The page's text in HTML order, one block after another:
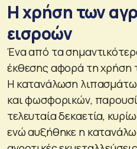
Η χρήση των
εισροών
Ένα από τα
έκθεσης αφορά τη χρήση
Η κατανάλωση
και φωσφορικών,
τελευταία δεκαετία,
ενώ αυξήθηκε η